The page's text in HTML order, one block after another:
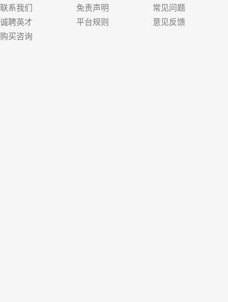
联系我们
诚聘英才
购买咨询
免责声明
平台规则
常见问题
意见反馈